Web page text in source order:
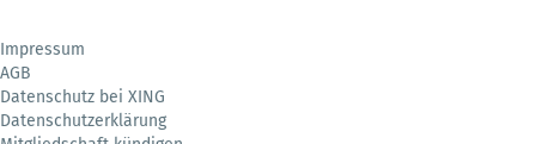
Impressum
AGB
Datenschutz bei XING
Datenschutzerklärung